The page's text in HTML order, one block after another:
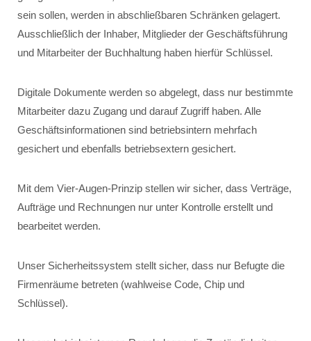
sein sollen, werden in abschließbaren Schränken gelagert.
Ausschließlich der Inhaber, Mitglieder der Geschäftsführung
und Mitarbeiter der Buchhaltung haben hierfür Schlüssel.
Digitale Dokumente werden so abgelegt, dass nur bestimmte
Mitarbeiter dazu Zugang und darauf Zugriff haben. Alle
Geschäftsinformationen sind betriebsintern mehrfach
gesichert und ebenfalls betriebsextern gesichert.
Mit dem Vier­-Augen-­Prinzip stellen wir sicher, dass Verträge,
Aufträge und Rechnungen nur unter Kontrolle erstellt und
bearbeitet werden.
Unser Sicherheitssystem stellt sicher, dass nur Befugte die
Firmenräume betreten (wahlweise Code, Chip und
Schlüssel).